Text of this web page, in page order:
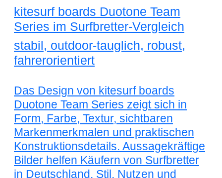
kitesurf boards Duotone Team
Series im Surfbretter-Vergleich
stabil, outdoor-tauglich, robust,
fahrerorientiert
Das Design von kitesurf boards
Duotone Team Series zeigt sich in
Form, Farbe, Textur, sichtbaren
Markenmerkmalen und praktischen
Konstruktionsdetails. Aussagekräftige
Bilder helfen Käufern von Surfbretter
in Deutschland, Stil, Nutzen und